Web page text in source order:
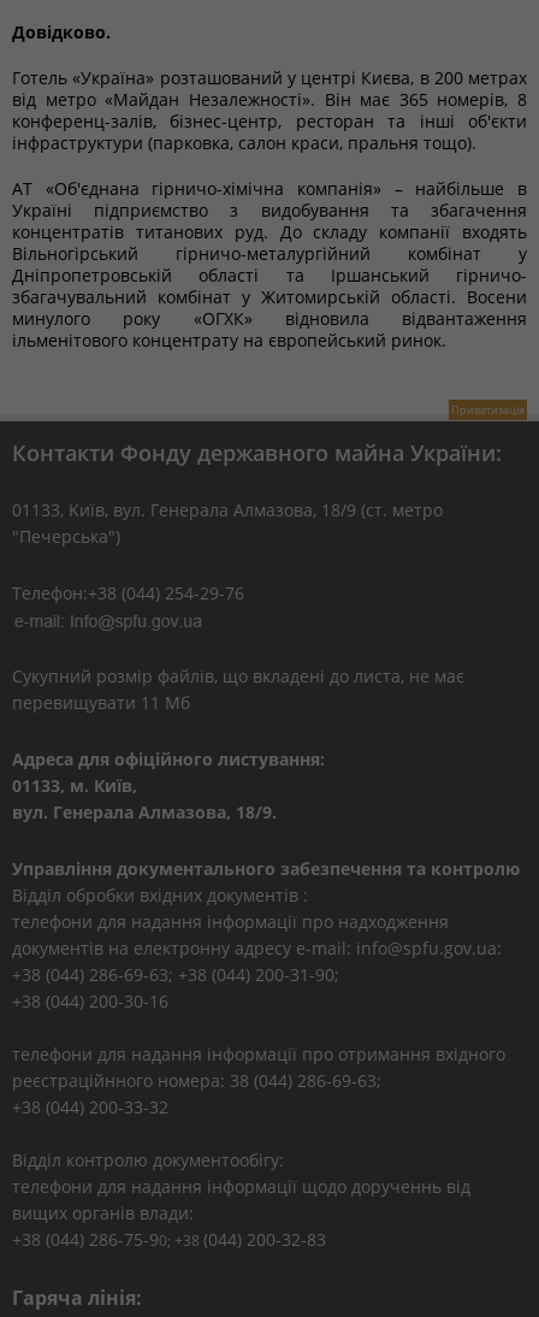
Довідково.
Готель «Україна» розташований у центрі Києва, в 200 метрах
від метро «Майдан Незалежності». Він має 365 номерів, 8
конференц-залів, бізнес-центр, ресторан та інші об'єкти
інфраструктури (парковка, салон краси, пральня тощо).
АТ «Об'єднана гірничо-хімічна компанія» – найбільше в
Україні підприємство з видобування та збагачення
концентратів титанових руд. До складу компанії входять
Вільногірський гірничо-металургійний комбінат у
Дніпропетровській області та Іршанський гірничо-
збагачувальний комбінат у Житомирській області. Восени
минулого року «ОГХК» відновила відвантаження
ільменітового концентрату на європейський ринок.
Приватизація
Контакти Фонду державного майна України:
01133, Kиїв, вул. Генерала Алмазова, 18/9 (ст. метро
"Печерська")
Телефон:+38 (044) 254-29-76
Сукупний розмір файлів, що вкладені до листа, не має
перевищувати 11 Мб
Адреса для офіційного листування:
01133, м. Київ,
вул. Генерала Алмазова, 18/9.
Управління документального забезпечення та контролю
Відділ обробки вхідних документів :
телефони для надання інформації про надходження
документів на електронну адресу e-mail: info@spfu.gov.ua:
+38 (044) 286-69-63; +38 (044) 200-31-90;
+38 (044) 200-30-16
телефони для надання інформації про отримання вхідного
реєстраційнного номера: 38 (044) 286-69-63;
+38 (044) 200-33-32
Відділ контролю документообігу:
телефони для надання інформації щодо дорученнь від
вищих органів влади:
+38 (044) 286-75-90; +38 (044) 200-32-83
Гаряча лінія: